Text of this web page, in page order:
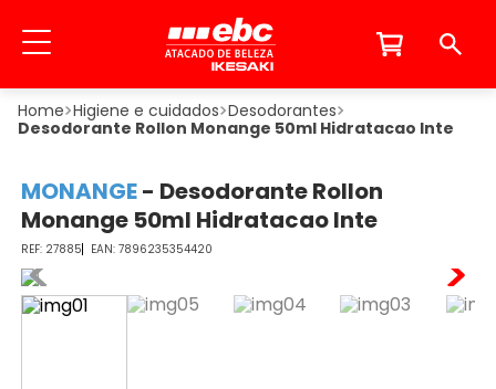
Higiene e cuidados Desodorantes
Desodorante Rollon Monange 50ml Hidratacao Inte
MONANGE- Desodorante Rollon
Monange 50ml Hidratacao Inte
27885 7896235354420